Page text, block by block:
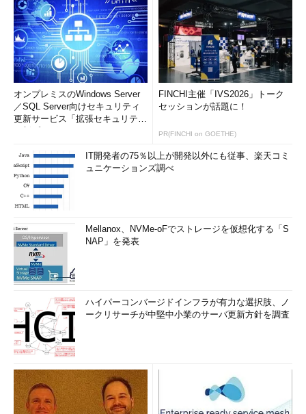
バ→クライアント」に張られるものと、逆向きのものと2種類の
タイプがあります。通常のftp接続では、データ用コネクション
は「サーバ→クライアント」に張られるため、(6)のNATのルー
ルが適用されます。
これに対して、クライアント→サーバにコネクションが張られ
る場合（「passive接続」と呼ばれます）は、ファイアウォール
に穴を1つ開けなければなりません。これはセキュリティ的には
好ましくないので、ファイアウォールの内側にあるftpサーバに
対しては、passive接続は許可しない方がいいでしょう。
オンプレミスのWindows Server
／SQL Server向けセキュリティ
更新サービス「拡張セキュリティ
FINCHI主催「IVS2026」トーク
セッションが話題に！
PR(FINCHI on GOETHE)
IT開発者の75％以上が開発以外にも従事、楽天コミ
ュニケーションズ調べ
Mellanox、NVMe-oFでストレージを仮想化する「S
NAP」を発表
ハイパーコンバージドインフラが有力な選択肢、ノ
ークリサーチが中堅中小業のサーバ更新方針を調査